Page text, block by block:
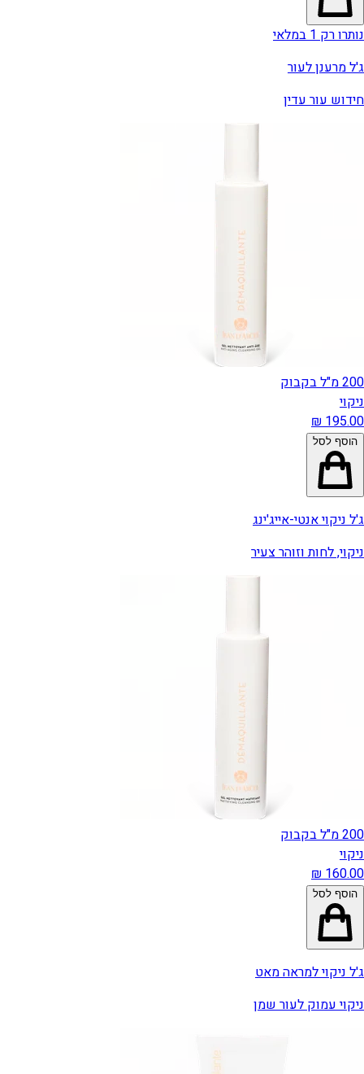
נותרו רק 1 במלאי
ג'ל מרענן לעור
חידוש עור עדין
200 מ"ל בקבוק
ניקוי
הוסף לסל
ג'ל ניקוי אנטי-אייג'ינג
ניקוי, לחות וזוהר צעיר
200 מ"ל בקבוק
ניקוי
הוסף לסל
ג'ל ניקוי למראה מאט
ניקוי עמוק לעור שמן